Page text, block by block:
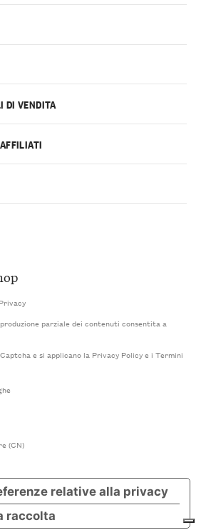
DI VENDITA
Privacy
parziale dei contenuti consentita a
e si applicano la Privacy Policye i Termini
(CN)
raccolta
relative alla privacy